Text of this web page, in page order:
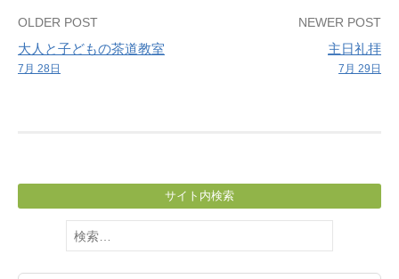
Post
navigation
OLDER POST
大人と子どもの茶道教室
7月 28日
NEWER POST
主日礼拝
7月 29日
サイト内検索
検
索: